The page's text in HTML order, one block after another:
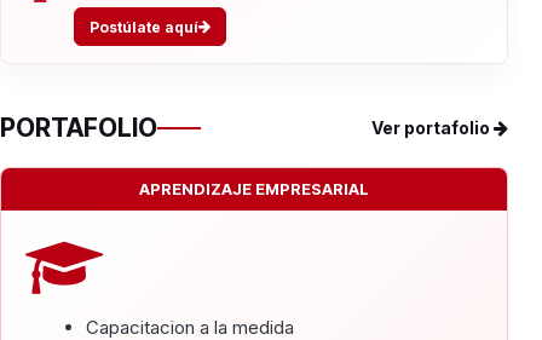
Postúlate aquí
PORTAFOLIO Ver portafolio
APRENDIZAJE EMPRESARIAL
Capacitacion a la medida